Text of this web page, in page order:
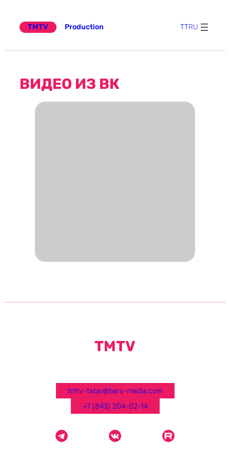
TMTV
Production TTRU
ВИДЕО ИЗ ВК
TMTV
tmtv-tatar@bars-media.com
+7 (843) 204-02-14